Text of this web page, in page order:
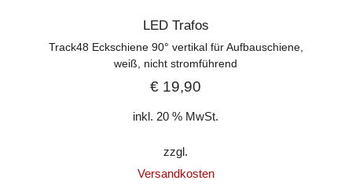
LED Trafos
Track48 Eckschiene 90° vertikal für Aufbauschiene,
weiß, nicht stromführend
€ 19,90
inkl. 20 % MwSt.
zzgl.
Versandkosten